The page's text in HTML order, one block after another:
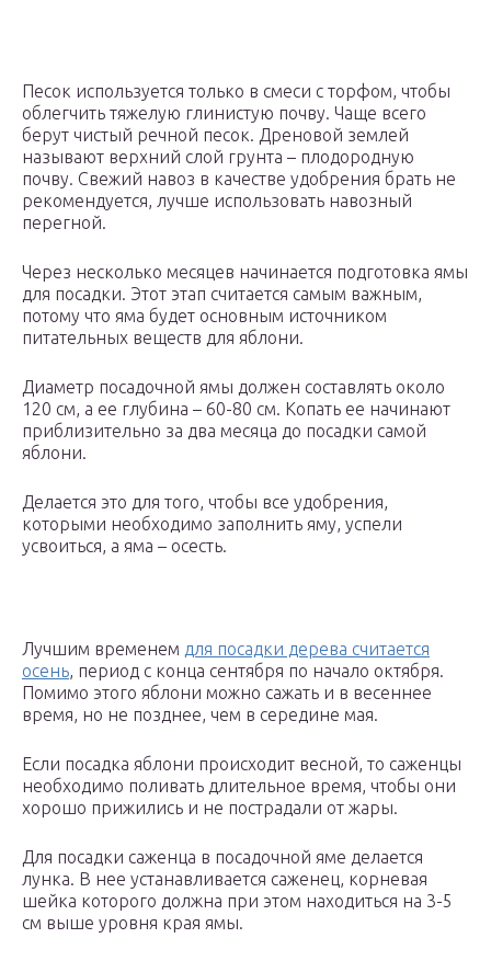
Песок используется только в смеси с торфом, чтобы
облегчить тяжелую глинистую почву. Чаще всего
берут чистый речной песок. Дреновой землей
называют верхний слой грунта – плодородную
почву. Свежий навоз в качестве удобрения брать не
рекомендуется, лучше использовать навозный
перегной.
Через несколько месяцев начинается подготовка ямы
для посадки. Этот этап считается самым важным,
потому что яма будет основным источником
питательных веществ для яблони.
Диаметр посадочной ямы должен составлять около
120 см, а ее глубина – 60-80 см. Копать ее начинают
приблизительно за два месяца до посадки самой
яблони.
Делается это для того, чтобы все удобрения,
которыми необходимо заполнить яму, успели
усвоиться, а яма – осесть.
Лучшим временем для посадки дерева считается
осень, период с конца сентября по начало октября.
Помимо этого яблони можно сажать и в весеннее
время, но не позднее, чем в середине мая.
Если посадка яблони происходит весной, то саженцы
необходимо поливать длительное время, чтобы они
хорошо прижились и не пострадали от жары.
Для посадки саженца в посадочной яме делается
лунка. В нее устанавливается саженец, корневая
шейка которого должна при этом находиться на 3-5
см выше уровня края ямы.